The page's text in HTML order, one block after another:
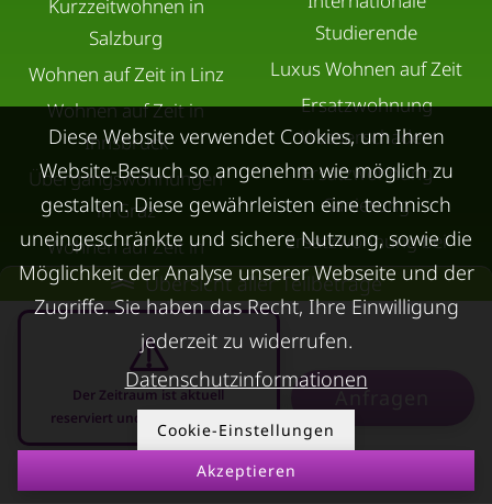
Übersicht aller Teilbeträge
Der Zeitraum ist aktuell
reserviert und nicht anfragbar
-
Anfragen
Kurzzeitwohnen in
Salzburg
Wohnen auf Zeit in Linz
Wohnen auf Zeit in
Innsbruck
Übergangswohnungen
in Graz
Wohnen auf Zeit in
Villach
Wohnen auf Zeit in Wels
Kurzzeitmiete Klagenfurt
Wohnen auf Zeit
Dornbirn
Kurzzeitmiete
Deutschland
Studierende
Luxus Wohnen auf Zeit
Ersatzwohnung
Wasserschaden
Ersatzwohnung
Sanierung
Ersatzwohnung bei
Schimmel
Trennungswohnung
Filmförderung
Österreich
Diese Website verwendet Cookies, um Ihren
Website-Besuch so angenehm wie möglich zu
gestalten. Diese gewährleisten eine technisch
uneingeschränkte und sichere Nutzung, sowie die
Möglichkeit der Analyse unserer Webseite und der
Zugriffe. Sie haben das Recht, Ihre Einwilligung
jederzeit zu widerrufen.
Datenschutzinformationen
Cookie-Einstellungen
Akzeptieren